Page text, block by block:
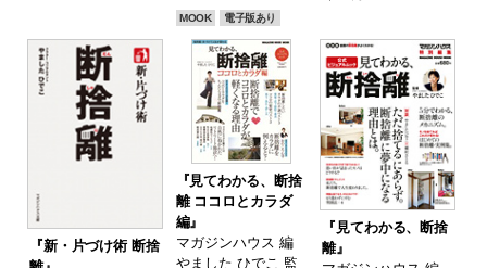
MOOK 電子版あり
『新・片づけ術 断捨
『見てわかる、断捨
離 ココロとカラダ
編』
マガジンハウス 編
やました ひでこ 監
『見てわかる、断捨
離』